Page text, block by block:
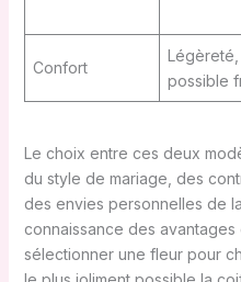
Confort
Légèreté,
possible
Le choix entre ces deux
du style de mariage, des
des envies personnelles de
connaissance des
sélectionner une fleur pour